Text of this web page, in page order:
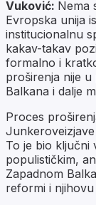
Vuković: Nema
Evropska unija
institucionalnu
kakav-takav
formalno i
proširenja nije
Balkana i dalje
Proces
Junkeroveizjave
To je bio ključni
populističkim,
Zapadnom
reformi i